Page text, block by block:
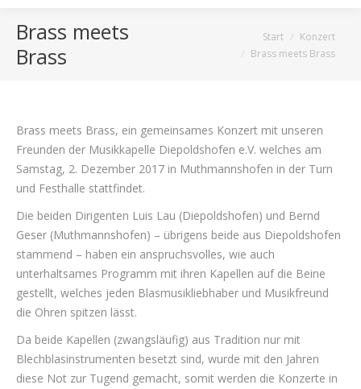
Brass meets
Brass
Sie befinden sich hier:
Start
Konzert
Brass meets Brass
Brass meets Brass, ein gemeinsames Konzert mit unseren
Freunden der Musikkapelle Diepoldshofen e.V. welches am
Samstag, 2. Dezember 2017 in Muthmannshofen in der Turn
und Festhalle stattfindet.
Die beiden Dirigenten Luis Lau (Diepoldshofen) und Bernd
Geser (Muthmannshofen) – übrigens beide aus Diepoldshofen
stammend – haben ein anspruchsvolles, wie auch
unterhaltsames Programm mit ihren Kapellen auf die Beine
gestellt, welches jeden Blasmusikliebhaber und Musikfreund
die Ohren spitzen lässt.
Da beide Kapellen (zwangsläufig) aus Tradition nur mit
Blechblasinstrumenten besetzt sind, wurde mit den Jahren
diese Not zur Tugend gemacht, somit werden die Konzerte in